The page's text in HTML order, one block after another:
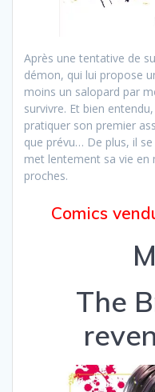
Après une tentative de
démon, qui lui propose
moins un salopard par
survivre. Et bien
pratiquer son premier
que prévu… De plus, il
met lentement sa vie en
proches.
Comics
The